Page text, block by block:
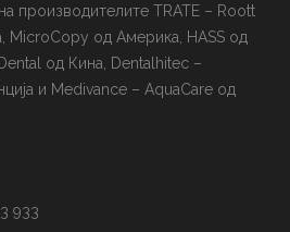
производителите TRATE – Roott
MicroCopy од Америка, HASS од
од Кина, Dentalhitec –
и Medivance – AquaCare од
933